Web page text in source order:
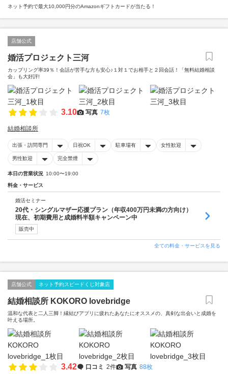
ネット予約で最大10,000円分のAmazonギフトカードが当たる！
店舗公式
婚活プロジェクト三河
カップリング率39％！会話が苦手な方も安心♪１対１でお相手と２回会話！「無料結婚相談
会」も大好評!
3.10 写真 7枚
結婚相談所
出張・訪問専門 日祝OK 駐車場有 女性歓迎
男性歓迎 完全禁煙
本日の営業状況 10:00〜19:00
料金・サービス
婚活セミナー
20代・シングルマザー応援プラン（年収400万円未満の方向け）
現在、初期費用と成婚料半額キャンペーン中
販売中
全ての料金・サービスを見る
店舗公式 ネット予約スピードくじ対象店
結婚相談所 KOKORO lovebridge
温和な代表と二人三脚！縁結びアプリに疲れたあなたにオススメの、真剣な出会いと成婚を
叶える場所。
3.42 口コミ 2件 写真 88枚